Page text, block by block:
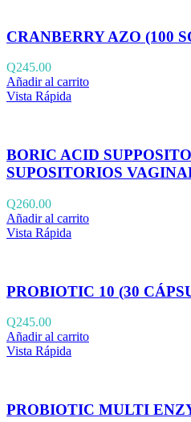
CRANBERRY AZO (100
Q245.00
Añadir al carrito
Vista Rápida
BORIC ACID
SUPOSITORIOS
Q260.00
Añadir al carrito
Vista Rápida
PROBIOTIC 10 (30
Q245.00
Añadir al carrito
Vista Rápida
PROBIOTIC MULTI